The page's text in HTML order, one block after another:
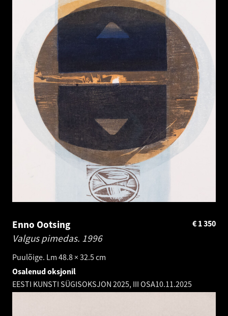
Enno Ootsing
Valgus pimedas. 1996
Puulõige. Lm 48.8 × 32.5 cm
1 350
€
Osalenud oksjonil
EESTI KUNSTI SÜGISOKSJON 2025, III OSA10.11.2025